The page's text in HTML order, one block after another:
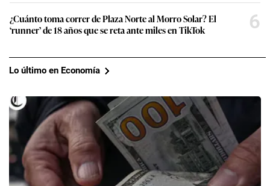
¿Cuánto toma correr de Plaza Norte al Morro Solar? El
‘runner’ de 18 años que se reta ante miles en TikTok
6
Lo último en Economía